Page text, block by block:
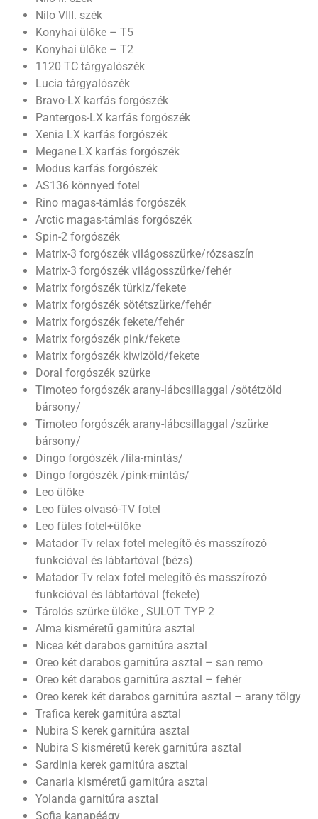
Nilo VIII. szék
Konyhai ülőke – T5
Konyhai ülőke – T2
1120 TC tárgyalószék
Lucia tárgyalószék
Bravo-LX karfás forgószék
Pantergos-LX karfás forgószék
Xenia LX karfás forgószék
Megane LX karfás forgószék
Modus karfás forgószék
AS136 könnyed fotel
Rino magas-támlás forgószék
Arctic magas-támlás forgószék
Spin-2 forgószék
Matrix-3 forgószék világosszürke/rózsaszín
Matrix-3 forgószék világosszürke/fehér
Matrix forgószék türkiz/fekete
Matrix forgószék sötétszürke/fehér
Matrix forgószék fekete/fehér
Matrix forgószék pink/fekete
Matrix forgószék kiwizöld/fekete
Doral forgószék szürke
Timoteo forgószék arany-lábcsillaggal /sötétzöld
bársony/
Timoteo forgószék arany-lábcsillaggal /szürke
bársony/
Dingo forgószék /lila-mintás/
Dingo forgószék /pink-mintás/
Leo ülőke
Leo füles olvasó-TV fotel
Leo füles fotel+ülőke
Matador Tv relax fotel melegítő és masszírozó
funkcióval és lábtartóval (bézs)
Matador Tv relax fotel melegítő és masszírozó
funkcióval és lábtartóval (fekete)
Tárolós szürke ülőke , SULOT TYP 2
Alma kisméretű garnitúra asztal
Nicea két darabos garnitúra asztal
Oreo két darabos garnitúra asztal – san remo
Oreo két darabos garnitúra asztal – fehér
Oreo kerek két darabos garnitúra asztal – arany tölgy
Trafica kerek garnitúra asztal
Nubira S kerek garnitúra asztal
Nubira S kisméretű kerek garnitúra asztal
Sardinia kerek garnitúra asztal
Canaria kisméretű garnitúra asztal
Yolanda garnitúra asztal
Sofia kanapéágy